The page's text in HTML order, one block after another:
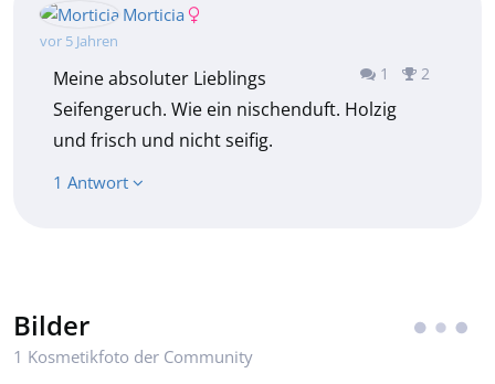
Morticia
vor 5 Jahren
2
1
Meine absoluter Lieblings
Seifengeruch. Wie ein nischenduft. Holzig
und frisch und nicht seifig.
1 Antwort
Bilder
1 Kosmetikfoto der Community